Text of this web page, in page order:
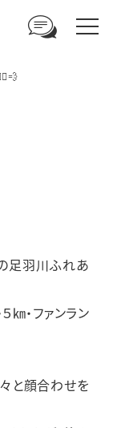
ら
足羽川ふれあ
㎞・ファンラン
と顔合わせを